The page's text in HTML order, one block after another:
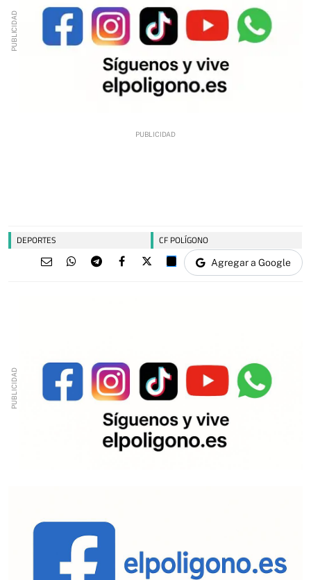
DEPORTES CF POLÍGONO
Agregar a Google